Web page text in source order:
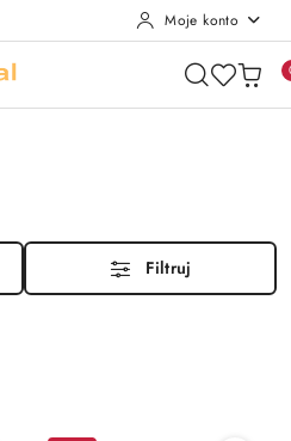
Moje konto
Filtruj